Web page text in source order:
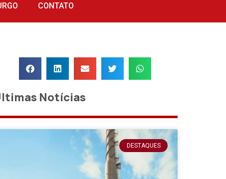
CONTATO
Notícias
DESTAQUES